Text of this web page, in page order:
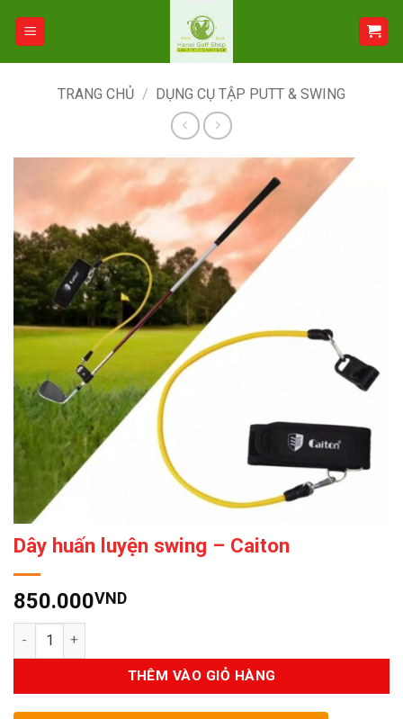
TRANG CHỦ / DỤNG CỤ TẬP PUTT & SWING
Dây huấn luyện swing – Caiton
850.000VND
Số lượng
THÊM VÀO GIỎ HÀNG